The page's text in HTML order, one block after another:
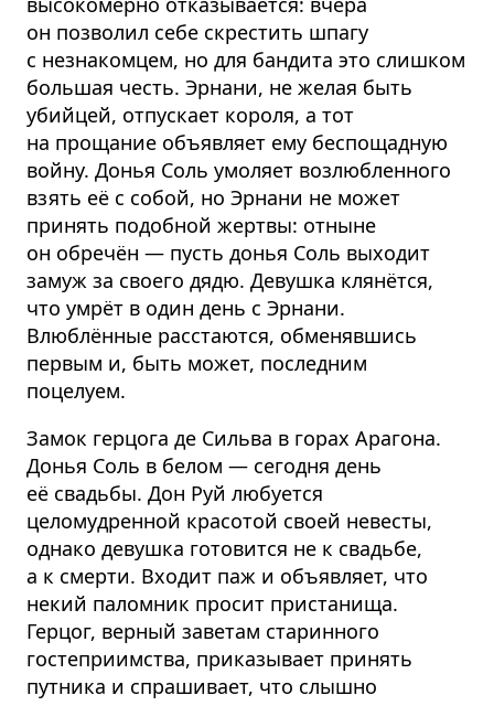
он позволил себе скрестить шпагу
с незнакомцем, но для бандита это слишком
большая честь. Эрнани, не желая быть
убийцей, отпускает короля, а тот
на прощание объявляет ему беспощадную
войну. Донья Соль умоляет возлюбленного
взять её с собой, но Эрнани не может
принять подобной жертвы: отныне
он обречён — пусть донья Соль выходит
замуж за своего дядю. Девушка клянётся,
что умрёт в один день с Эрнани.
Влюблённые расстаются, обменявшись
первым и, быть может, последним
поцелуем.
Замок герцога де Сильва в горах Арагона.
Донья Соль в белом — сегодня день
её свадьбы. Дон Руй любуется
целомудренной красотой своей невесты,
однако девушка готовится не к свадьбе,
а к смерти. Входит паж и объявляет, что
некий паломник просит пристанища.
Герцог, верный заветам старинного
гостеприимства, приказывает принять
путника и спрашивает, что слышно